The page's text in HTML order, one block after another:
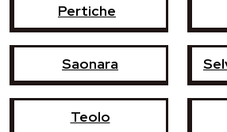
Pertiche
Saonara
Teolo